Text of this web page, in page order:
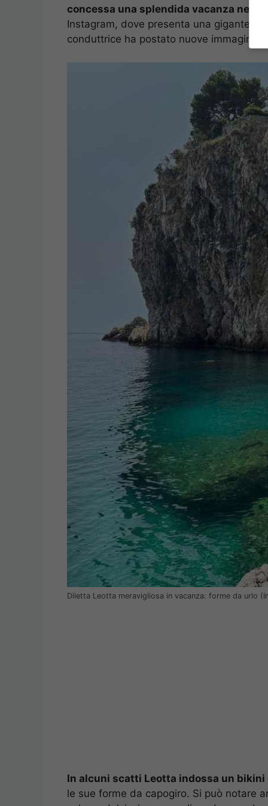
concessa una splendida vacanza nella
Instagram, dove presenta una
conduttrice ha postato nuove immagini
Diletta Leotta meravigliosa in vacanza: forme da urlo
In alcuni scatti Leotta indossa un bikini
le sue forme da capogiro. Si può notare